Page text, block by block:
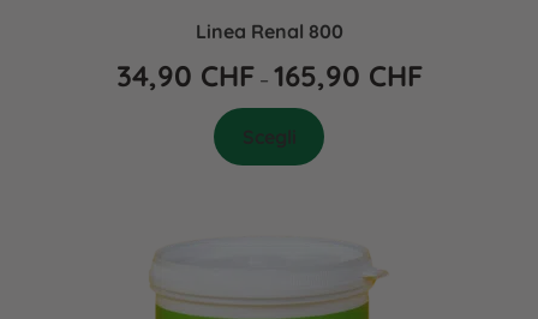
Linea Renal 800
34,90 CHF – 165,90 CHF